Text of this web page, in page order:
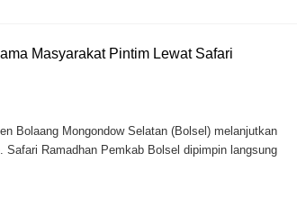
Masyarakat Pintim Lewat Safari
Bolaang Mongondow Selatan (Bolsel) melanjutkan
Safari Ramadhan Pemkab Bolsel dipimpin langsung